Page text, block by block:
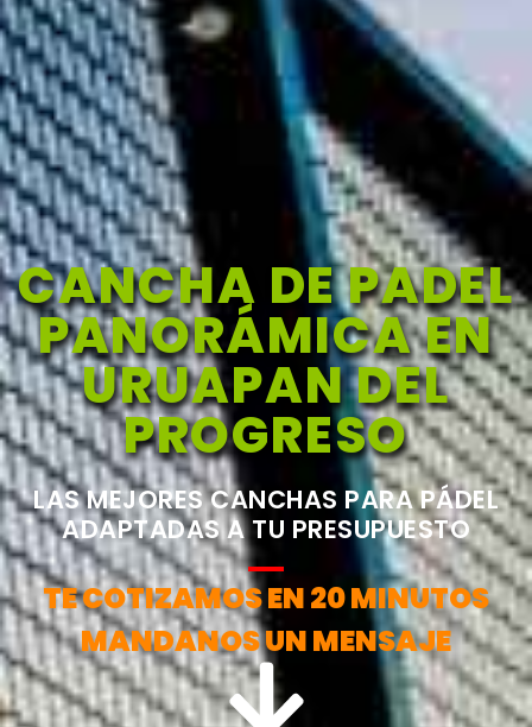
CANCHA DE PADEL
PANORÁMICA EN
URUAPAN DEL
PROGRESO
LAS MEJORES CANCHAS PARA PÁDEL
ADAPTADAS A TU PRESUPUESTO
TE COTIZAMOS EN 20 MINUTOS
MANDANOS UN MENSAJE